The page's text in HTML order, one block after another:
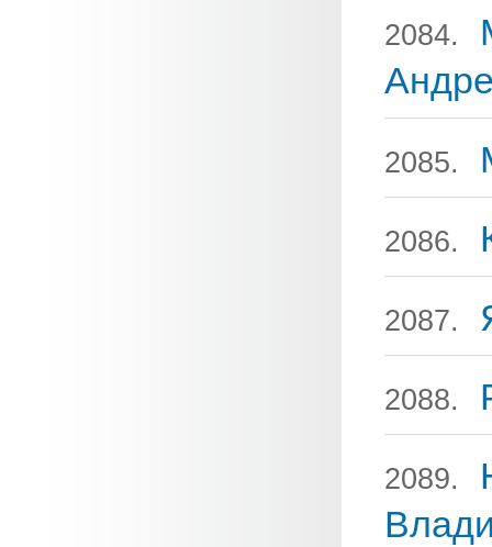
2084.
2085.
2086.
2087.
2088.
2089.